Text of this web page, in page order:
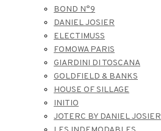
BOND N°9
DANIEL JOSIER
ELECTIMUSS
FOMOWA PARIS
GIARDINI DI TOSCANA
GOLDFIELD & BANKS
HOUSE OF SILLAGE
INITIO
JOTERC BY DANIEL JOSIER